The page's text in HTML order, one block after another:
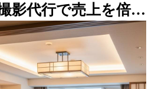
影代行で売上を倍増